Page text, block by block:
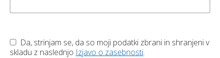
skladu z naslednjo Izjavo o zasebnosti.